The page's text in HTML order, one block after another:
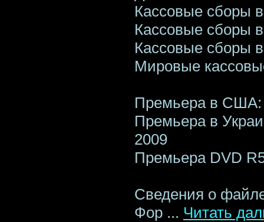
Кассовые сборы
Кассовые сборы
Кассовые сборы
Мировые
Премьера в США:
Премьера в
2009
Премьера DVD
Сведения о
Фор ... Читать